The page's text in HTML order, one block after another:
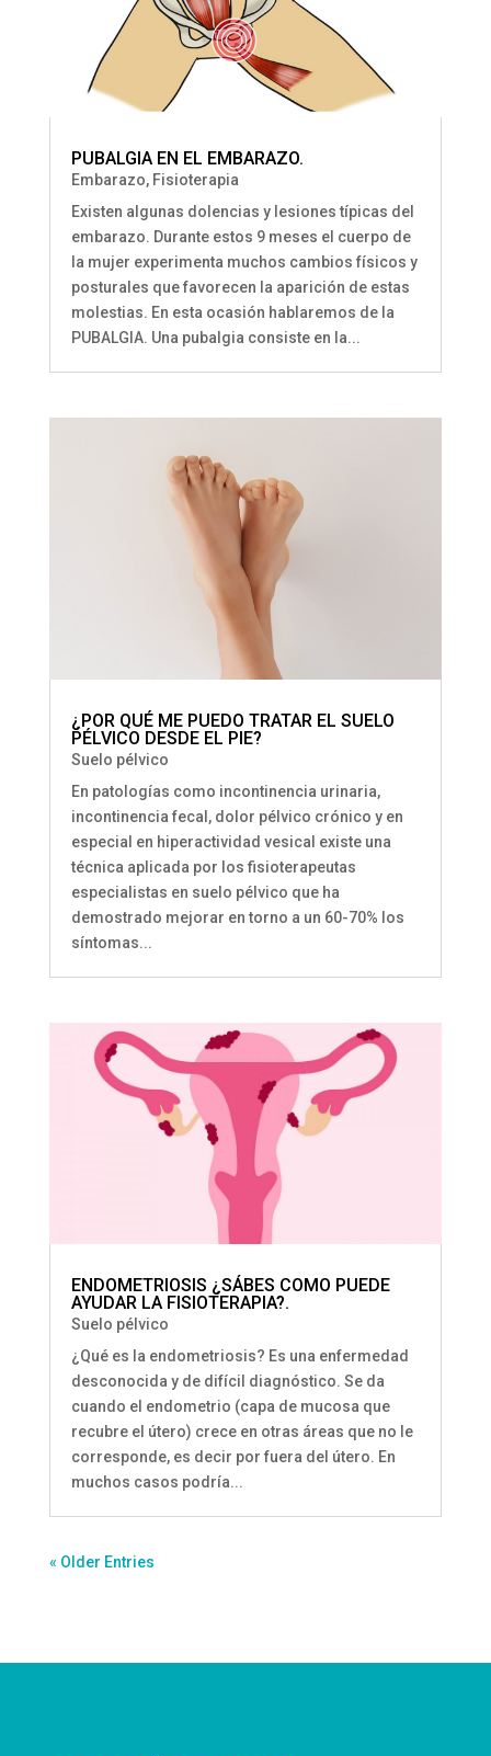
PUBALGIA EN EL EMBARAZO.
Embarazo, Fisioterapia
Existen algunas dolencias y lesiones típicas del
embarazo. Durante estos 9 meses el cuerpo de
la mujer experimenta muchos cambios físicos y
posturales que favorecen la aparición de estas
molestias. En esta ocasión hablaremos de la
PUBALGIA. Una pubalgia consiste en la...
¿POR QUÉ ME PUEDO TRATAR EL SUELO
PÉLVICO DESDE EL PIE?
Suelo pélvico
En patologías como incontinencia urinaria,
incontinencia fecal, dolor pélvico crónico y en
especial en hiperactividad vesical existe una
técnica aplicada por los fisioterapeutas
especialistas en suelo pélvico que ha
demostrado mejorar en torno a un 60-70% los
síntomas...
ENDOMETRIOSIS ¿SÁBES COMO PUEDE
AYUDAR LA FISIOTERAPIA?.
Suelo pélvico
¿Qué es la endometriosis? Es una enfermedad
desconocida y de difícil diagnóstico. Se da
cuando el endometrio (capa de mucosa que
recubre el útero) crece en otras áreas que no le
corresponde, es decir por fuera del útero. En
muchos casos podría...
« Older Entries